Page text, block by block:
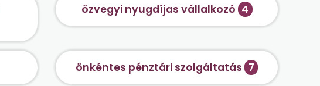
özvegyi nyugdíjas vállalkozó 4
önkéntes pénztári szolgáltatás 7